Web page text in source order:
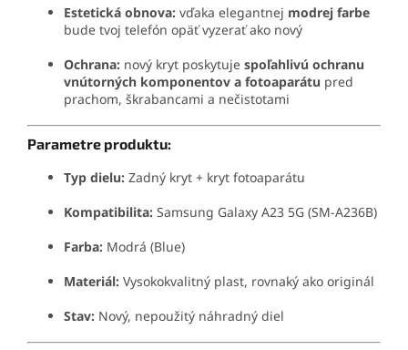
Estetická obnova: vďaka elegantnej modrej farbe
bude tvoj telefón opäť vyzerať ako nový
Ochrana: nový kryt poskytuje spoľahlivú ochranu
vnútorných komponentov a fotoaparátu pred
prachom, škrabancami a nečistotami
Parametre produktu:
Typ dielu: Zadný kryt + kryt fotoaparátu
Kompatibilita: Samsung Galaxy A23 5G (SM-A236B)
Farba: Modrá (Blue)
Materiál: Vysokokvalitný plast, rovnaký ako originál
Stav: Nový, nepoužitý náhradný diel